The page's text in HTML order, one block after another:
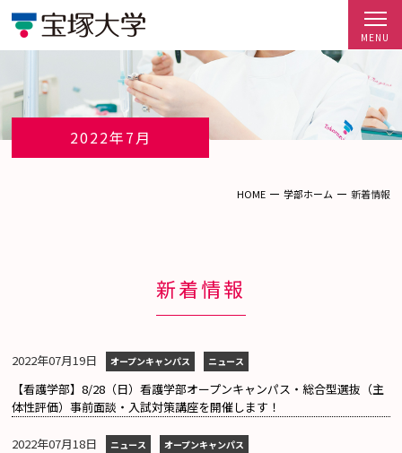
2022年7月
HOME 学部ホーム 新着情報
新着情報
2022年07月19日 オープンキャンパス ニュース
【看護学部】8/28（日）看護学部オープンキャンパス・総合型選抜（主
体性評価）事前面談・入試対策講座を開催します！
2022年07月18日 ニュース オープンキャンパス